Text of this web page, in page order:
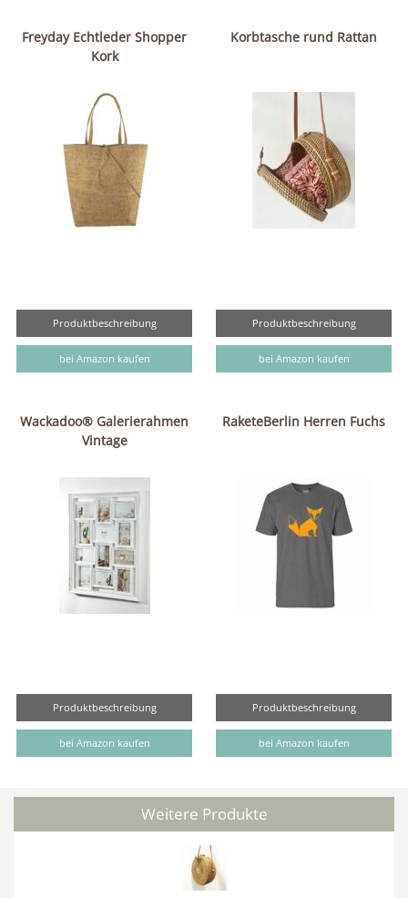
Freyday Echtleder Shopper
Kork
Produktbeschreibung
bei Amazon kaufen
Korbtasche rund Rattan
Produktbeschreibung
bei Amazon kaufen
Wackadoo® Galerierahmen
Vintage
Produktbeschreibung
bei Amazon kaufen
RaketeBerlin Herren Fuchs
Produktbeschreibung
bei Amazon kaufen
Weitere Produkte